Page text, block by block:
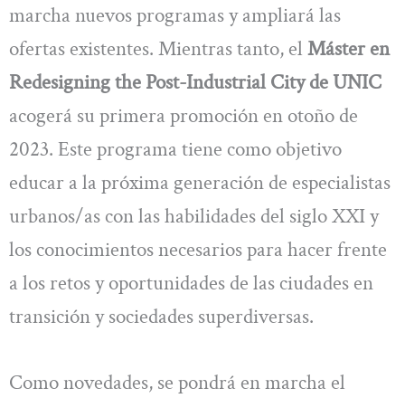
marcha nuevos programas y ampliará las
ofertas existentes. Mientras tanto, el Máster en
Redesigning the Post-Industrial City de UNIC
acogerá su primera promoción en otoño de
2023. Este programa tiene como objetivo
educar a la próxima generación de especialistas
urbanos/as con las habilidades del siglo XXI y
los conocimientos necesarios para hacer frente
a los retos y oportunidades de las ciudades en
transición y sociedades superdiversas.
Como novedades, se pondrá en marcha el